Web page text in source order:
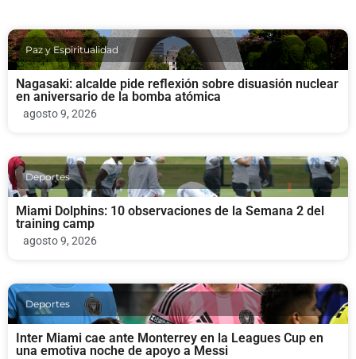
Paz y Espiritualidad
Nagasaki: alcalde pide reflexión sobre disuasión nuclear
en aniversario de la bomba atómica
agosto 9, 2026
Deportes
Miami Dolphins: 10 observaciones de la Semana 2 del
training camp
agosto 9, 2026
Deportes
Inter Miami cae ante Monterrey en la Leagues Cup en
una emotiva noche de apoyo a Messi